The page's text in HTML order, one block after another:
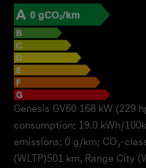
Genesis GV60 168 kW (229
consumption: 19.0 kWh/
emissions: 0 g/km; CO₂-
(WLTP)501 km, Range City